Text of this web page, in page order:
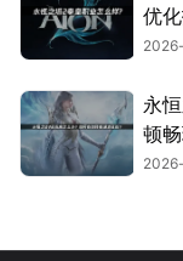
优化
永
顿畅